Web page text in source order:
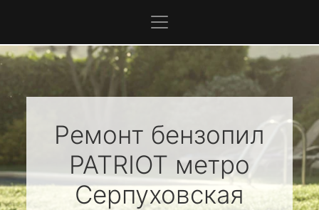
Ремонт бензопил
PATRIOT метро
Серпуховская